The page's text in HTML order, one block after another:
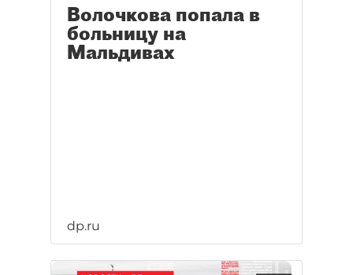
Волочкова попала в
больницу на
Мальдивах
dp.ru